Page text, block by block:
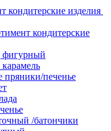
кондитерские изделия
кондитерские
фигурный
пряники/печенье
/батончики